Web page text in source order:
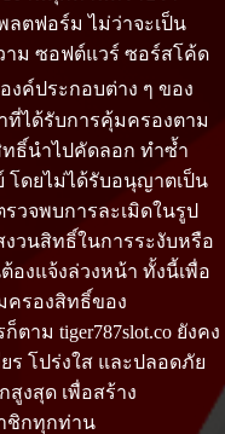
ตฟอร์ม ไม่ว่าจะเป็น
าม ซอฟต์แวร์ ซอร์สโค้ด
งค์ประกอบต่าง ๆ ของ
ได้รับการคุ้มครองตาม
ทธิ์นำไปคัดลอก ทำซ้ำ
โดยไม่ได้รับอนุญาตเป็น
วจพบการละเมิดในรูป
งวนสิทธิ์ในการระงับหรือ
องแจ้งล่วงหน้า ทั้งนี้เพื่อ
ครองสิทธิ์ของ
าม tiger787slot.co ยังคง
โปร่งใส และปลอดภัย
งสุด เพื่อสร้าง
ชิกทุกท่าน